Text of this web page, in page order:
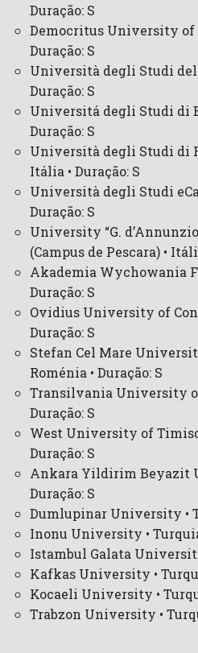
Duração: S
Democritus University of
Duração: S
Università degli Studi
Duração: S
Universitá degli Studi di
Duração: S
Università degli Studi di
Itália • Duração: S
Università degli Studi
Duração: S
University “G.
(Campus de Pescara) •
Akademia Wychowania
Duração: S
Ovidius University of
Duração: S
Stefan Cel Mare
Roménia • Duração: S
Transilvania University of
Duração: S
West University of
Duração: S
Ankara Yildirim Beyazit
Duração: S
Dumlupinar University •
Inonu University • Turquia
Istambul Galata
Kafkas University •
Kocaeli University •
Trabzon University •